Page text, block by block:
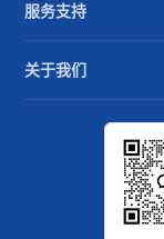
服务支持
关于我们